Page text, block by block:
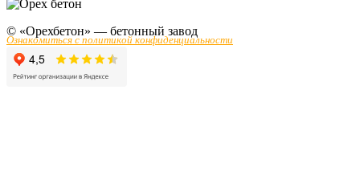
© «Орехбетон» — бетонный завод
Ознакомиться с политикой конфиденциальности